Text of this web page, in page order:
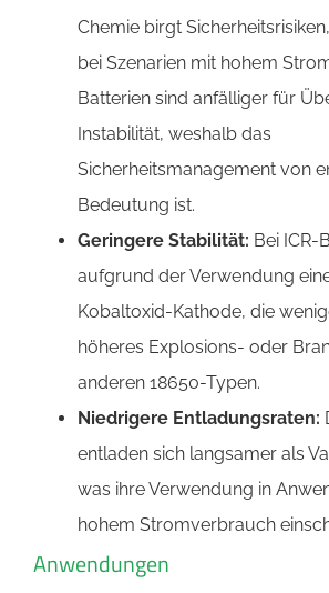
Chemie birgt
bei Szenarien mit hohem
Batterien sind anfälliger für
Instabilität, weshalb das
Sicherheitsmanagement von
Bedeutung ist.
Geringere Stabilität: Bei ICR-
aufgrund der Verwendung
Kobaltoxid-Kathode, die
höheres Explosions- oder
anderen 18650-Typen.
Niedrigere Entladungsraten:
entladen sich langsamer als
was ihre Verwendung in
hohem Stromverbrauch
Anwendungen